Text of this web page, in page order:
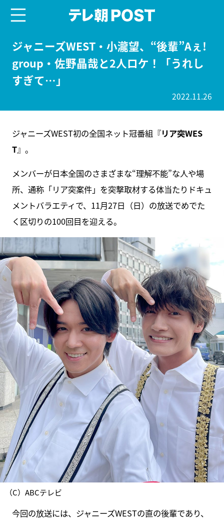
ジャニーズWEST・小瀧望、“後輩”Aぇ!
group・佐野晶哉と2人ロケ！「うれし
すぎて…」
2022.11.26
ジャニーズWEST初の全国ネット冠番組『リア突WES
T』。
メンバーが日本全国のさまざまな“理解不能”な人や場
所、通称「リア突案件」を突撃取材する体当たりドキュ
メントバラエティで、11月27日（日）の放送でめでた
く区切りの100回目を迎える。
（C）ABCテレビ
今回の放送には、ジャニーズWESTの直の後輩であり、